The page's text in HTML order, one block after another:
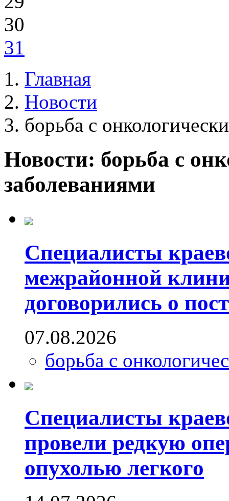
30
31
Главная
Новости
борьба с
Новости: борьба с
заболеваниями
Специалисты
межрайонной
договорились о
07.08.2026
борьба с
Специалисты
провели редкую
опухолью легкого